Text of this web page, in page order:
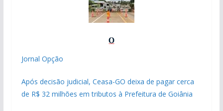
Jornal Opção
Após decisão judicial, Ceasa-GO deixa de pagar cerca
de R$ 32 milhões em tributos à Prefeitura de Goiânia